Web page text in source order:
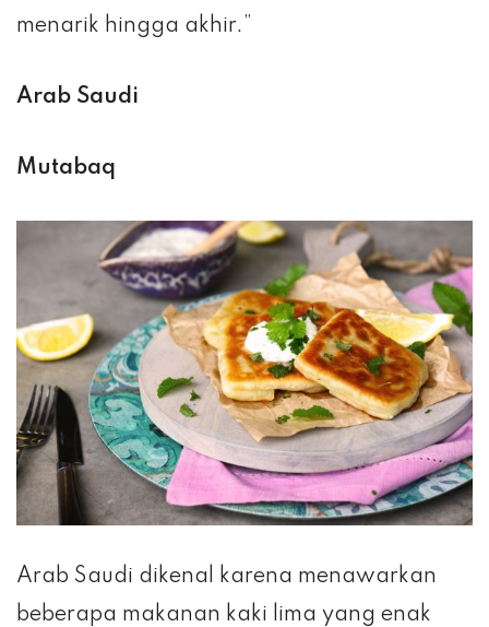
menarik hingga akhir.”
Arab Saudi
Mutabaq
Arab Saudi dikenal karena menawarkan
beberapa makanan kaki lima yang enak